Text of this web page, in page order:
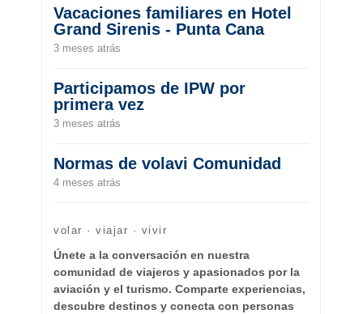
Vacaciones familiares en Hotel
Grand Sirenis - Punta Cana
3 meses atrás
Participamos de IPW por
primera vez
3 meses atrás
Normas de volavi Comunidad
4 meses atrás
volar · viajar · vivir
Únete a la conversación en nuestra
comunidad de viajeros y apasionados por la
aviación y el turismo. Comparte experiencias,
descubre destinos y conecta con personas